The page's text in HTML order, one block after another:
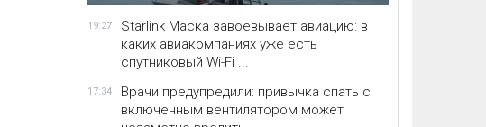
19:27
Starlink Маска завоевывает авиацию: в
каких авиакомпаниях уже есть
спутниковый Wi-Fi ...
17:34
Врачи предупредили: привычка спать с
включенным вентилятором может